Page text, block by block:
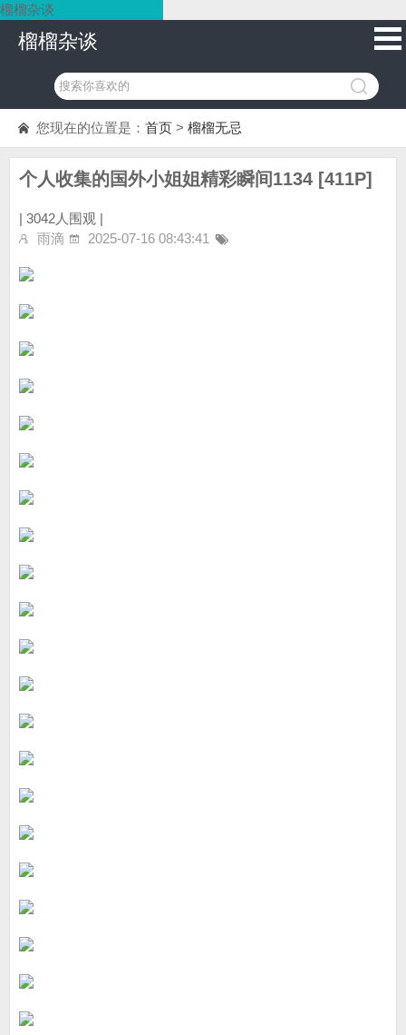
榴榴杂谈
榴榴杂谈
您现在的位置是： 首页 > 榴榴无忌
个人收集的国外小姐姐精彩瞬间1134 [411P]
| 3042人围观 |
雨滴
2025-07-16 08:43:41